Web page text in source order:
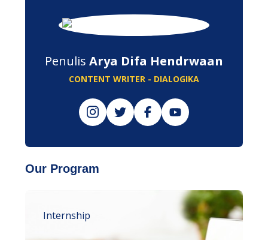
Penulis Arya Difa Hendrwaan
CONTENT WRITER - DIALOGIKA
Our Program
Internship